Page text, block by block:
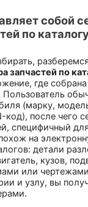
собой
по
запчастей по
где
Пользователь
(марку,
код), после чего
специфичный
на
детали
кузов,
или
и узлу, вы